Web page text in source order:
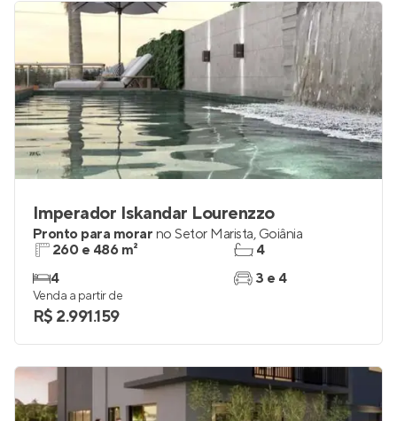
Imperador Iskandar Lourenzzo
Pronto para morar no Setor Marista, Goiânia
260 e 486 m²
4
4
3 e 4
Venda a partir de
R$ 2.991.159